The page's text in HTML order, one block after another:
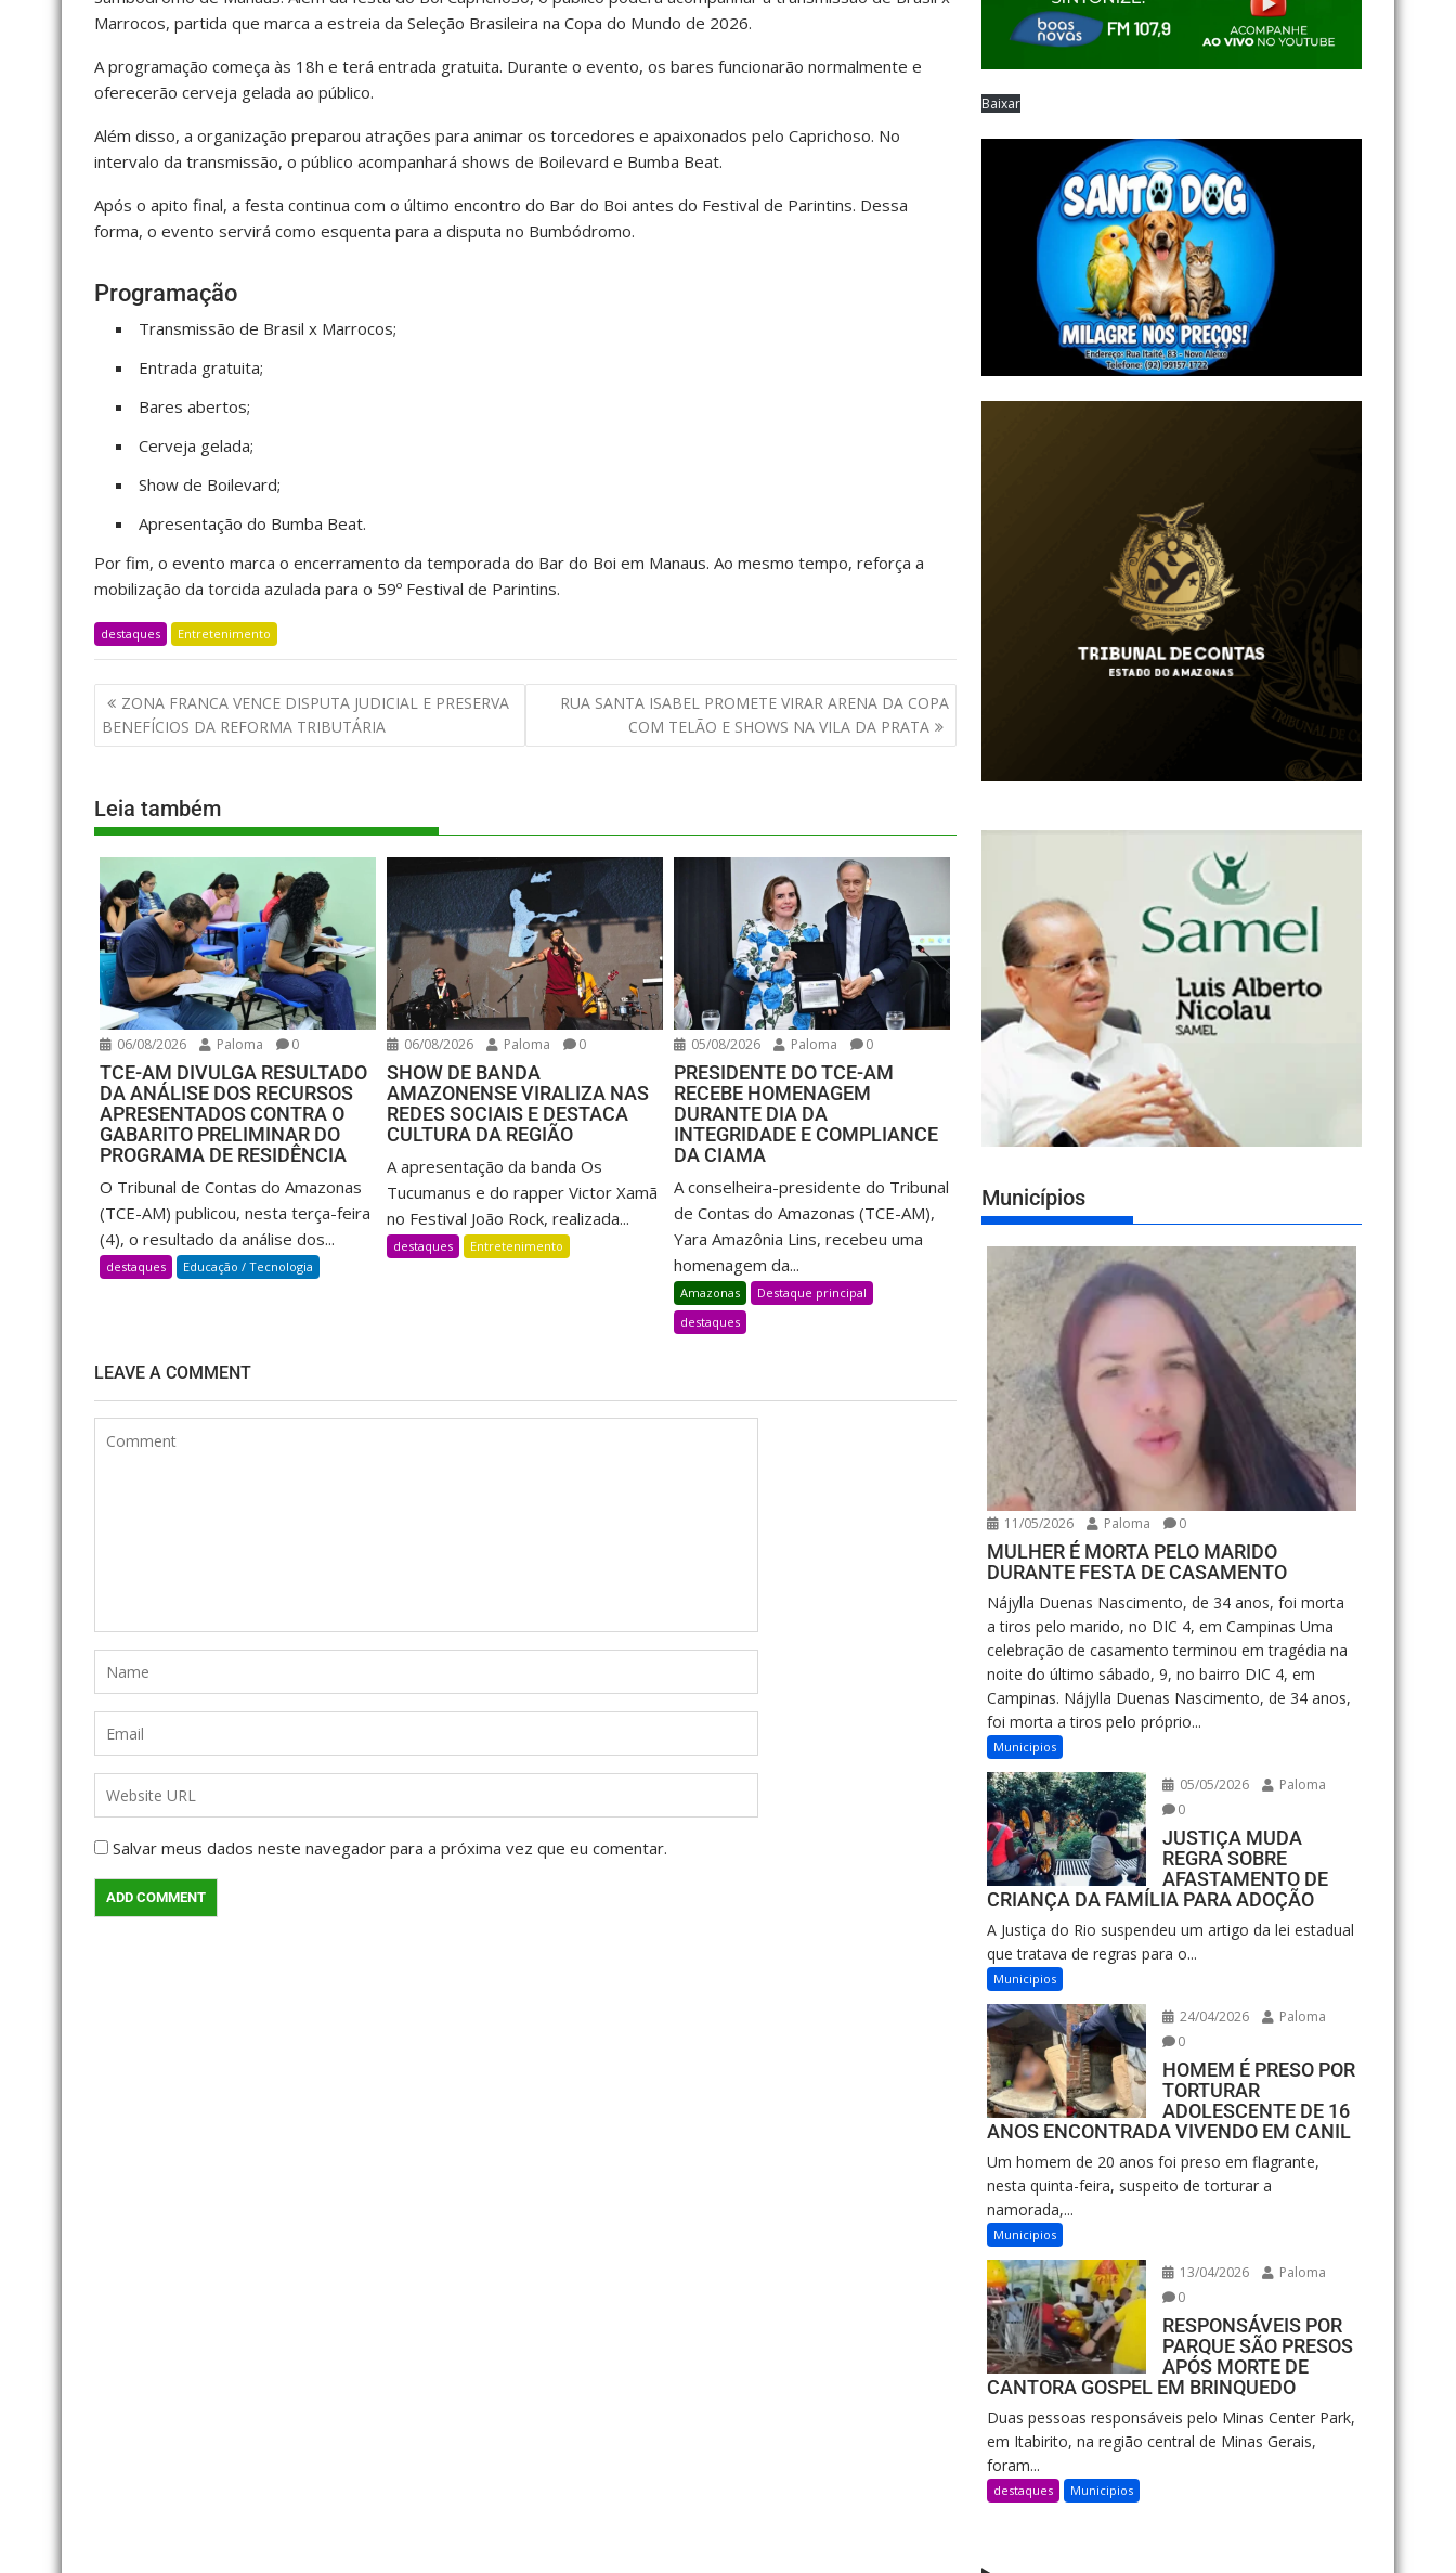
Marrocos, partida que marca a estreia da Seleção Brasileira na Copa do Mundo de 2026.
A programação começa às 18h e terá entrada gratuita. Durante o evento, os bares funcionarão normalmente e
oferecerão cerveja gelada ao público.
Além disso, a organização preparou atrações para animar os torcedores e apaixonados pelo Caprichoso. No
intervalo da transmissão, o público acompanhará shows de Boilevard e Bumba Beat.
Após o apito final, a festa continua com o último encontro do Bar do Boi antes do Festival de Parintins. Dessa
forma, o evento servirá como esquenta para a disputa no Bumbódromo.
Programação
Transmissão de Brasil x Marrocos;
Entrada gratuita;
Bares abertos;
Cerveja gelada;
Show de Boilevard;
Apresentação do Bumba Beat.
Por fim, o evento marca o encerramento da temporada do Bar do Boi em Manaus. Ao mesmo tempo, reforça a
mobilização da torcida azulada para o 59º Festival de Parintins.
destaques Entretenimento
ZONA FRANCA VENCE DISPUTA JUDICIAL E PRESERVA
BENEFÍCIOS DA REFORMA TRIBUTÁRIA
RUA SANTA ISABEL PROMETE VIRAR ARENA DA COPA
COM TELÃO E SHOWS NA VILA DA PRATA
Leia também
06/08/2026 Paloma 0
TCE-AM DIVULGA RESULTADO
DA ANÁLISE DOS RECURSOS
APRESENTADOS CONTRA O
GABARITO PRELIMINAR DO
PROGRAMA DE RESIDÊNCIA
O Tribunal de Contas do Amazonas
(TCE-AM) publicou, nesta terça-feira
(4), o resultado da análise dos...
destaques Educação / Tecnologia
06/08/2026 Paloma 0
SHOW DE BANDA
AMAZONENSE VIRALIZA NAS
REDES SOCIAIS E DESTACA
CULTURA DA REGIÃO
A apresentação da banda Os
Tucumanus e do rapper Victor Xamã
no Festival João Rock, realizada...
destaques Entretenimento
05/08/2026 Paloma 0
PRESIDENTE DO TCE-AM
RECEBE HOMENAGEM
DURANTE DIA DA
INTEGRIDADE E COMPLIANCE
DA CIAMA
A conselheira-presidente do Tribunal
de Contas do Amazonas (TCE-AM),
Yara Amazônia Lins, recebeu uma
homenagem da...
Amazonas
Destaque principal
destaques
LEAVE A COMMENT
Salvar meus dados neste navegador para a próxima vez que eu comentar.
Baixar
Municípios
11/05/2026 Paloma 0
MULHER É MORTA PELO MARIDO
DURANTE FESTA DE CASAMENTO
Nájylla Duenas Nascimento, de 34 anos, foi morta
a tiros pelo marido, no DIC 4, em Campinas Uma
celebração de casamento terminou em tragédia na
noite do último sábado, 9, no bairro DIC 4, em
Campinas. Nájylla Duenas Nascimento, de 34 anos,
foi morta a tiros pelo próprio...
Municipios
05/05/2026
Paloma
0
JUSTIÇA MUDA
REGRA SOBRE
AFASTAMENTO DE
CRIANÇA DA FAMÍLIA PARA ADOÇÃO
A Justiça do Rio suspendeu um artigo da lei estadual
que tratava de regras para o...
Municipios
24/04/2026
Paloma
0
HOMEM É PRESO POR
TORTURAR
ADOLESCENTE DE 16
ANOS ENCONTRADA VIVENDO EM CANIL
Um homem de 20 anos foi preso em flagrante,
nesta quinta-feira, suspeito de torturar a
namorada,...
Municipios
13/04/2026
Paloma
0
RESPONSÁVEIS POR
PARQUE SÃO PRESOS
APÓS MORTE DE
CANTORA GOSPEL EM BRINQUEDO
Duas pessoas responsáveis pelo Minas Center Park,
em Itabirito, na região central de Minas Gerais,
foram...
destaques Municipios